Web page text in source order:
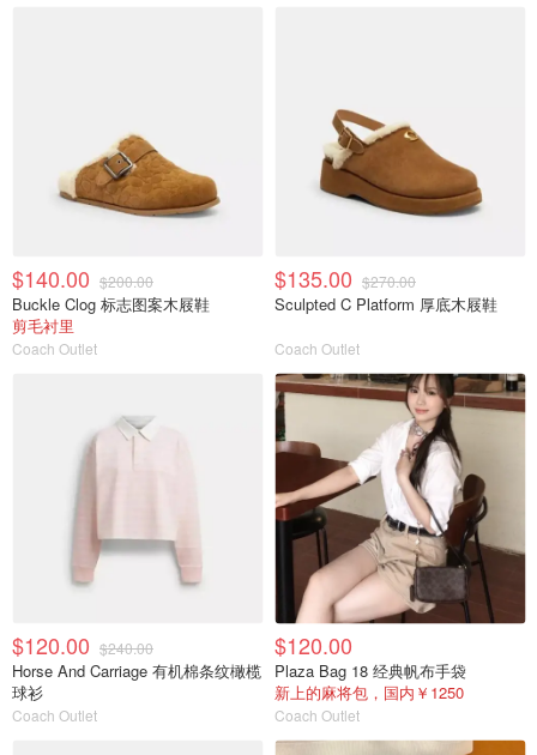
$140.00 $200.00
Buckle Clog 标志图案木屐鞋
剪毛衬里
Coach Outlet
$135.00 $270.00
Sculpted C Platform 厚底木屐鞋
Coach Outlet
$120.00 $240.00
Horse And Carriage 有机棉条纹橄榄
球衫
Coach Outlet
$120.00
Plaza Bag 18 经典帆布手袋
新上的麻将包，国内￥1250
Coach Outlet